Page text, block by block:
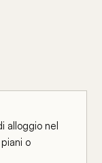
alloggio nel
o